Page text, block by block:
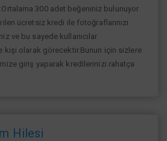
300 adet beğeniniz bulunuyor
ücretsiz kredi ile fotoğraflarınızı
ve bu sayede kullanıcılar
kişi olarak görecektir.Bunun için sizlere
giriş yaparak kredilerinizi rahatça
Hilesi